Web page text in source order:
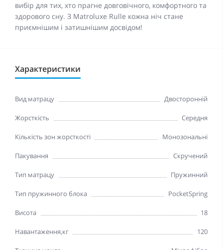
вибір для тих, хто прагне довговічного, комфортного та
здорового сну. З Matroluxe Rulle кожна ніч стане
приємнішим і затишнішим досвідом!
Характеристики
Вид матрацу Двосторонній
Жорсткість Середня
Кількість зон жорсткості Монозональні
Пакування Скручений
Тип матрацу Пружинний
Тип пружинного блока PocketSpring
Висота 18
Навантаження,кг 120